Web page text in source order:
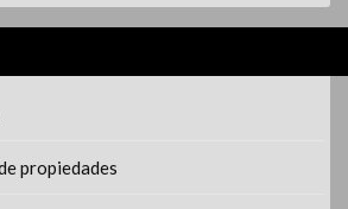
propiedades